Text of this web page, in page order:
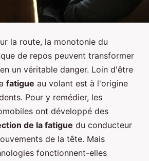
la route, la monotonie du
de repos peuvent transformer
un véritable danger. Loin d'être
fatigue au volant est à l'origine
Pour y remédier, les
ont développé des
de la fatigue du conducteur
de la tête. Mais
fonctionnent-elles